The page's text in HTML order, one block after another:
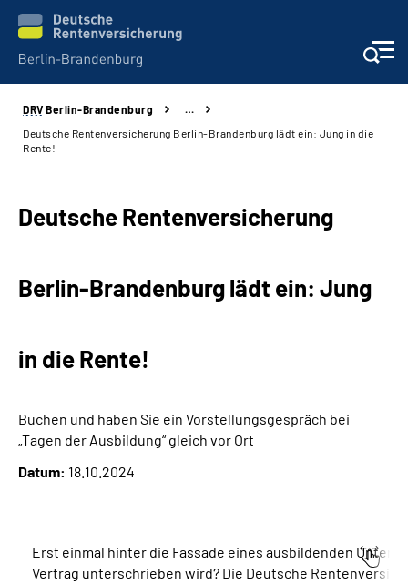
Aktuelles
Karriere
Online-Services
Inhalte in Gebärdensprache (DGS)
Leichte Sprache
DRV Berlin-Brandenburg
…
Deutsche Rentenversicherung Berlin-Brandenburg lädt ein: Jung in die
Rente!
Deutsche Rentenversicherung
Berlin-Brandenburg lädt ein: Jung
in die Rente!
Buchen und haben Sie ein Vorstellungsgespräch bei
„Tagen der Ausbildung“ gleich vor Ort
Datum: 18.10.2024
Erst einmal hinter die Fassade eines ausbildenden
Vertrag unterschrieben wird? Die Deutsche